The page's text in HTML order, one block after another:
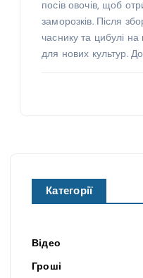
посів овочів, щоб
заморозків. Після
часнику та цибулі на
для нових культур.
Категорії
Відео
Гроші